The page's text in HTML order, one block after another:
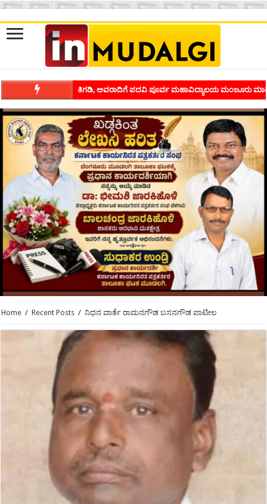
ಶಿವಾಪುರದಲ್ಲಿ ಕವಿಗೋಷ್ಠಿಯ ಸಂಭ್ರಮ ಭಾವನೆಗಳನ್ನು ಕಟ್ಟಿಕೊಡುವ
Home / Recent Posts / ನಿಧನ ವಾರ್ತೆ ರಾಮನಗೌಡ ಬಸನಗೌಡ ಪಾಟೀಲ